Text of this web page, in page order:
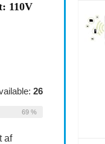
110V
26
69 %
af